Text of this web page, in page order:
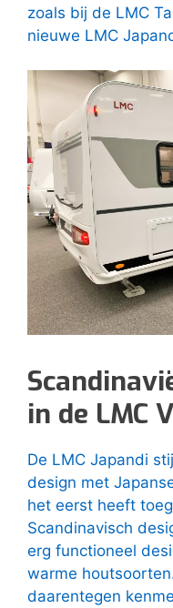
zoals bij de LMC
nieuwe LMC
in de LMC
De LMC Japandi
design met
het eerst heeft
Scandinavisch
erg functioneel
warme
daarentegen